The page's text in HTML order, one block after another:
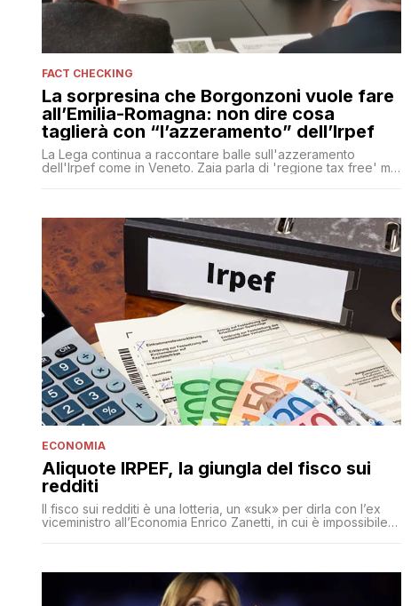
FACT CHECKING
La sorpresina che Borgonzoni vuole fare
all’Emilia-Romagna: non dire cosa
taglierà con “l’azzeramento” dell’Irpef
La Lega continua a raccontare balle sull'azzeramento
dell'Irpef come in Veneto. Zaia parla di 'regione tax free' ma
ECONOMIA
Aliquote IRPEF, la giungla del fisco sui
redditi
Il fisco sui redditi è una lotteria, un «suk» per dirla con l’ex
viceministro all’Economia Enrico Zanetti, in cui è impossibile